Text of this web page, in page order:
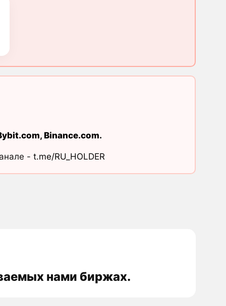
, Binance.com.
- t.me/RU_HOLDER
нами биржах.